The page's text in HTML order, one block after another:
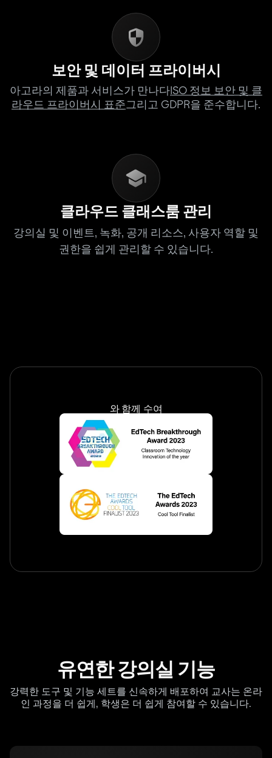
보안 및 데이터 프라이버시
아고라의 제품과 서비스가 만나다ISO 정보 보안 및 클
라우드 프라이버시 표준그리고 GDPR을 준수합니다.
클라우드 클래스룸 관리
강의실 및 이벤트, 녹화, 공개 리소스, 사용자 역할 및
권한을 쉽게 관리할 수 있습니다.
와 함께 수여
유연한 강의실 기능
강력한 도구 및 기능 세트를 신속하게 배포하여 교사는 온라
인 과정을 더 쉽게, 학생은 더 쉽게 참여할 수 있습니다.